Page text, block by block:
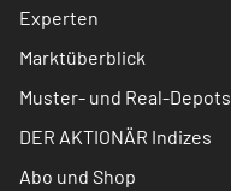
Experten
Marktüberblick
Muster- und Real-Depots
DER AKTIONÄR Indizes
Abo und Shop